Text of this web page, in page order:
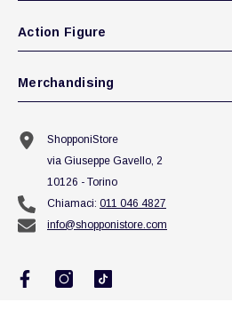
Action Figure
Merchandising
ShopponiStore
via Giuseppe Gavello, 2
10126 - Torino
Chiamaci: 011 046 4827
info@shopponistore.com